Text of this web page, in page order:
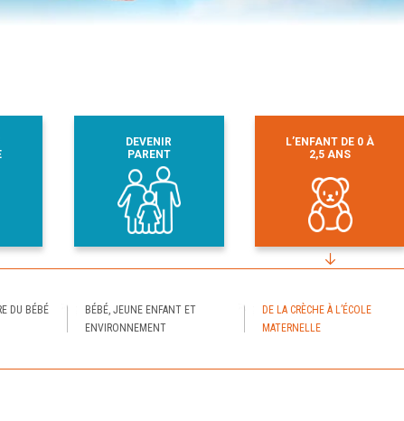
DEVENIR
PARENT
L’ENFANT DE 0 À
2,5 ANS
DU BÉBÉ
BÉBÉ, JEUNE ENFANT ET
ENVIRONNEMENT
DE LA CRÈCHE À L’ÉCOLE
MATERNELLE